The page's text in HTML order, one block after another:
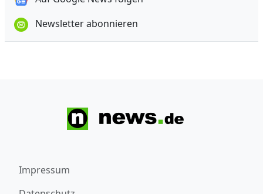
Newsletter abonnieren
Impressum